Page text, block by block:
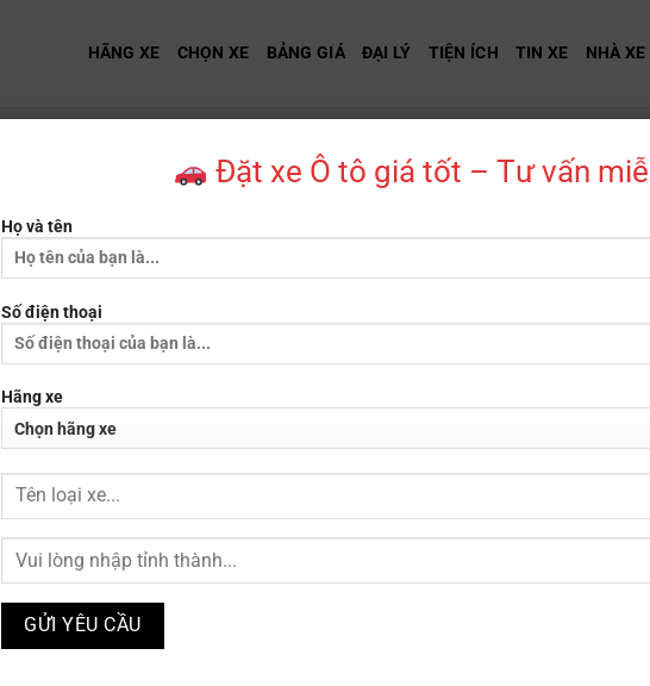
HÃNG XE CHỌN XE BẢNG GIÁ ĐẠI LÝ TIỆN ÍCH TIN XE NHÀ XE
JEEP WRANGLER 4XE
Jeep
Đặt xe Ô tô giá tốt – Tư vấn
Họ và tên
Số điện thoại
Hãng xe